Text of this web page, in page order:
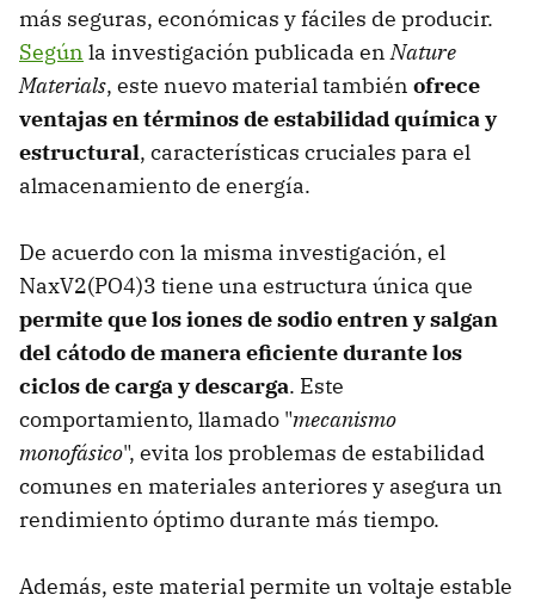
más seguras, económicas y fáciles de producir.
Según la investigación publicada enNature
Materials, este nuevo material también ofrece
ventajas en términos de estabilidad química y
estructural, características cruciales para el
almacenamiento de energía.
De acuerdo con la misma investigación, el
NaxV2(PO4)3 tiene una estructura única que
permite que los iones de sodio entren y salgan
del cátodo de manera eficiente durante los
ciclos de carga y descarga. Este
comportamiento, llamado "mecanismo
monofásico", evita los problemas de estabilidad
comunes en materiales anteriores y asegura un
rendimiento óptimo durante más tiempo.
Además, este material permite un voltaje estable